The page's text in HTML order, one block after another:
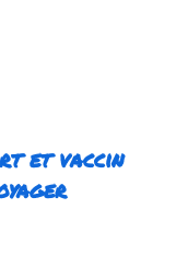
et vaccin